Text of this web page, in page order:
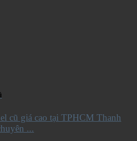
cũ giá cao tại TPHCM Thanh
...